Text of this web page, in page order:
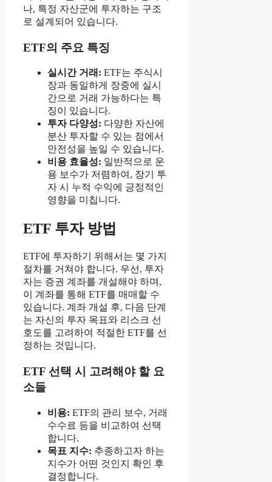
나, 특정 자산군에 투자하는 구조
로 설계되어 있습니다.
ETF의 주요 특징
실시간 거래: ETF는 주식시
장과 동일하게 장중에 실시
간으로 거래 가능하다는 특
징이 있습니다.
투자 다양성: 다양한 자산에
분산 투자할 수 있는 점에서
안전성을 높일 수 있습니다.
비용 효율성: 일반적으로 운
용 보수가 저렴하여, 장기 투
자 시 누적 수익에 긍정적인
영향을 미칩니다.
ETF 투자 방법
ETF에 투자하기 위해서는 몇 가지
절차를 거쳐야 합니다. 우선, 투자
자는 증권 계좌를 개설해야 하며,
이 계좌를 통해 ETF를 매매할 수
있습니다. 계좌 개설 후, 다음 단계
는 자신의 투자 목표와 리스크 선
호도를 고려하여 적절한 ETF를 선
정하는 것입니다.
ETF 선택 시 고려해야 할 요
소들
비용: ETF의 관리 보수, 거래
수수료 등을 비교하여 선택
합니다.
목표 지수: 추종하고자 하는
지수가 어떤 것인지 확인 후
결정합니다.